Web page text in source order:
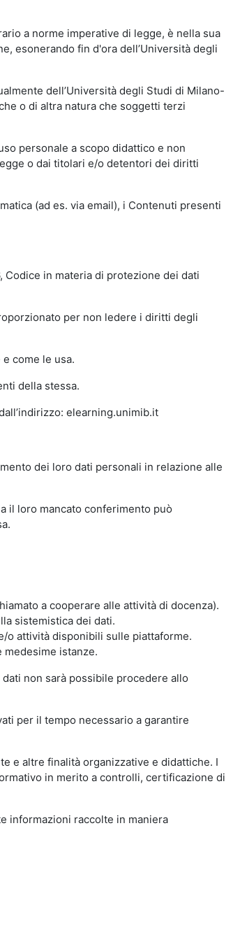
a norme imperative di legge, è nella sua
esonerando fin d'ora dell’Università degli
dell’Università degli Studi di Milano-
o di altra natura che soggetti terzi
personale a scopo didattico e non
o dai titolari e/o detentori dei diritti
(ad es. via email), i Contenuti presenti
Codice in materia di protezione dei dati
per non ledere i diritti degli
come le usa.
della stessa.
elearning.unimib.it
dei loro dati personali in relazione alle
il loro mancato conferimento può
a cooperare alle attività di docenza).
sistemistica dei dati.
o attività disponibili sulle piattaforme.
istanze.
non sarà possibile procedere allo
per il tempo necessario a garantire
e altre finalità organizzative e didattiche. I
in merito a controlli, certificazione di
informazioni raccolte in maniera